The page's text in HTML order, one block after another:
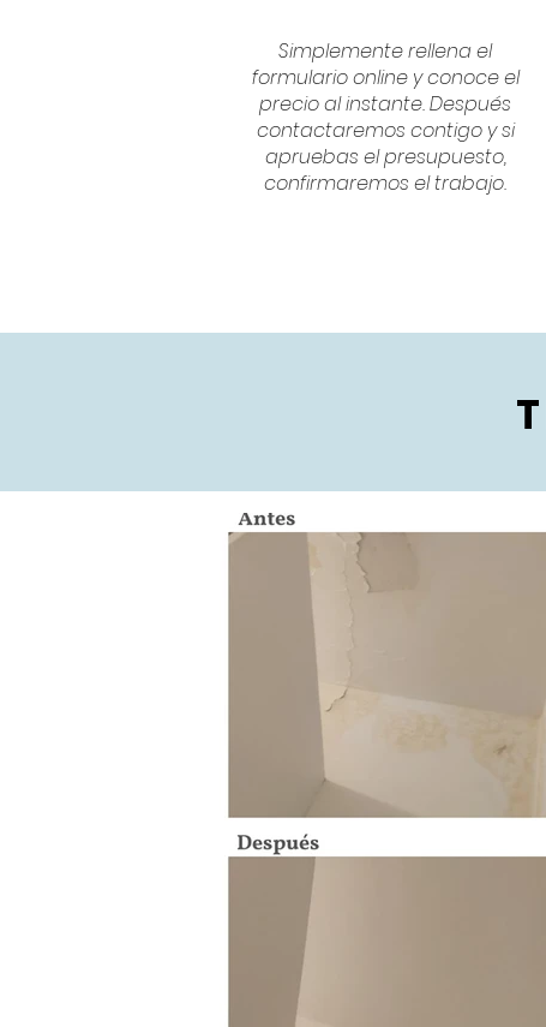
Simplemente rellena el
formulario online y conoce el
precio al instante. Después
contactaremos contigo y si
apruebas el presupuesto,
confirmaremos el trabajo.